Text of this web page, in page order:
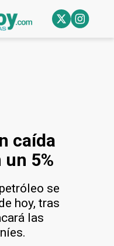
caída
5%
se
hoy, tras
las